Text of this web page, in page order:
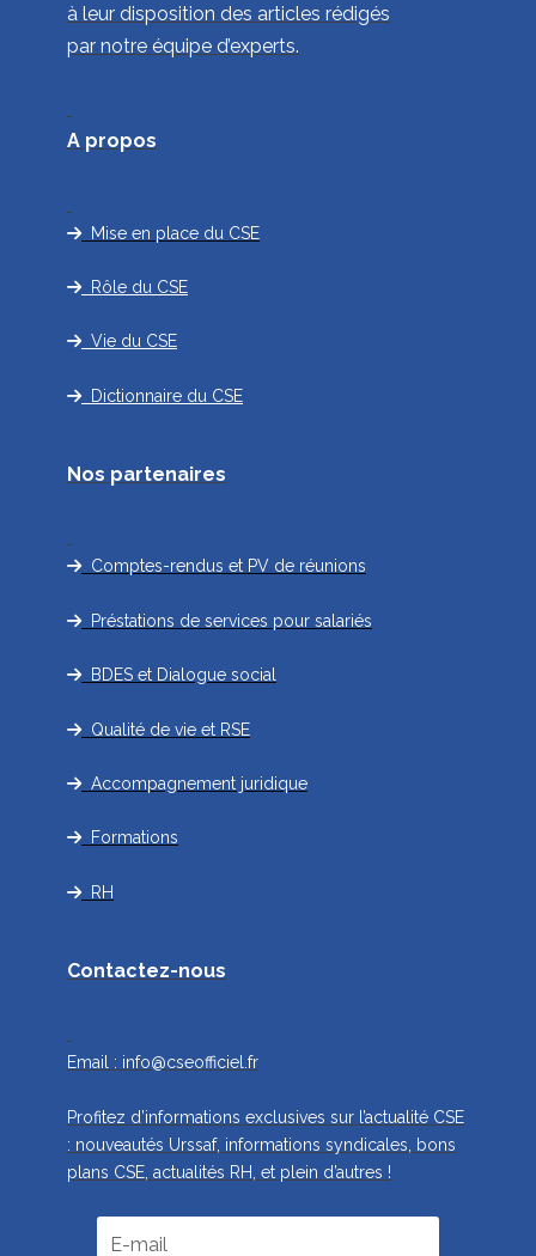
à leur disposition des articles rédigés
par notre équipe d’experts.
A propos
Mise en place du CSE
Rôle du CSE
Vie du CSE
Dictionnaire du CSE
Nos partenaires
Comptes-rendus et PV de réunions
Préstations de services pour salariés
BDES et Dialogue social
Qualité de vie et RSE
Accompagnement juridique
Formations
RH
Contactez-nous
Email : info@cseofficiel.fr
Profitez d’informations exclusives sur l’actualité CSE
: nouveautés Urssaf, informations syndicales, bons
plans CSE, actualités RH, et plein d’autres !